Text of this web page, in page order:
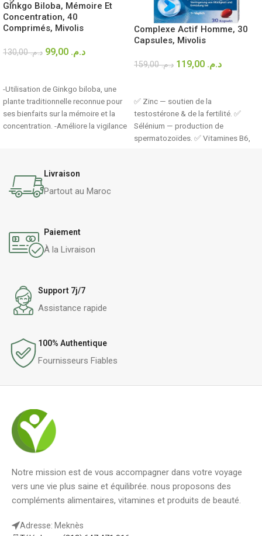
Ginkgo Biloba, Mémoire Et
Concentration, 40
Comprimés, Mivolis
د.م.130,00 د.م.
-Utilisation de Ginkgo biloba, une
plante traditionnelle reconnue pour
ses bienfaits sur la mémoire et la
concentration. -Améliore la vigilance
Complexe Actif Homme, 30
Capsules, Mivolis
د.م.159,00 د.م.
✅ Zinc — soutien de la
testostérone & de la fertilité. ✅
Sélénium — production de
spermatozoïdes. ✅ Vitamines B6,
Livraison
Partout au Maroc
Paiement
À la Livraison
Support 7j/7
Assistance rapide
100% Authentique
Fournisseurs Fiables
Notre mission est de vous accompagner dans votre voyage
vers une vie plus saine et équilibrée. nous proposons des
compléments alimentaires, vitamines et produits de beauté.
Adresse: Meknès